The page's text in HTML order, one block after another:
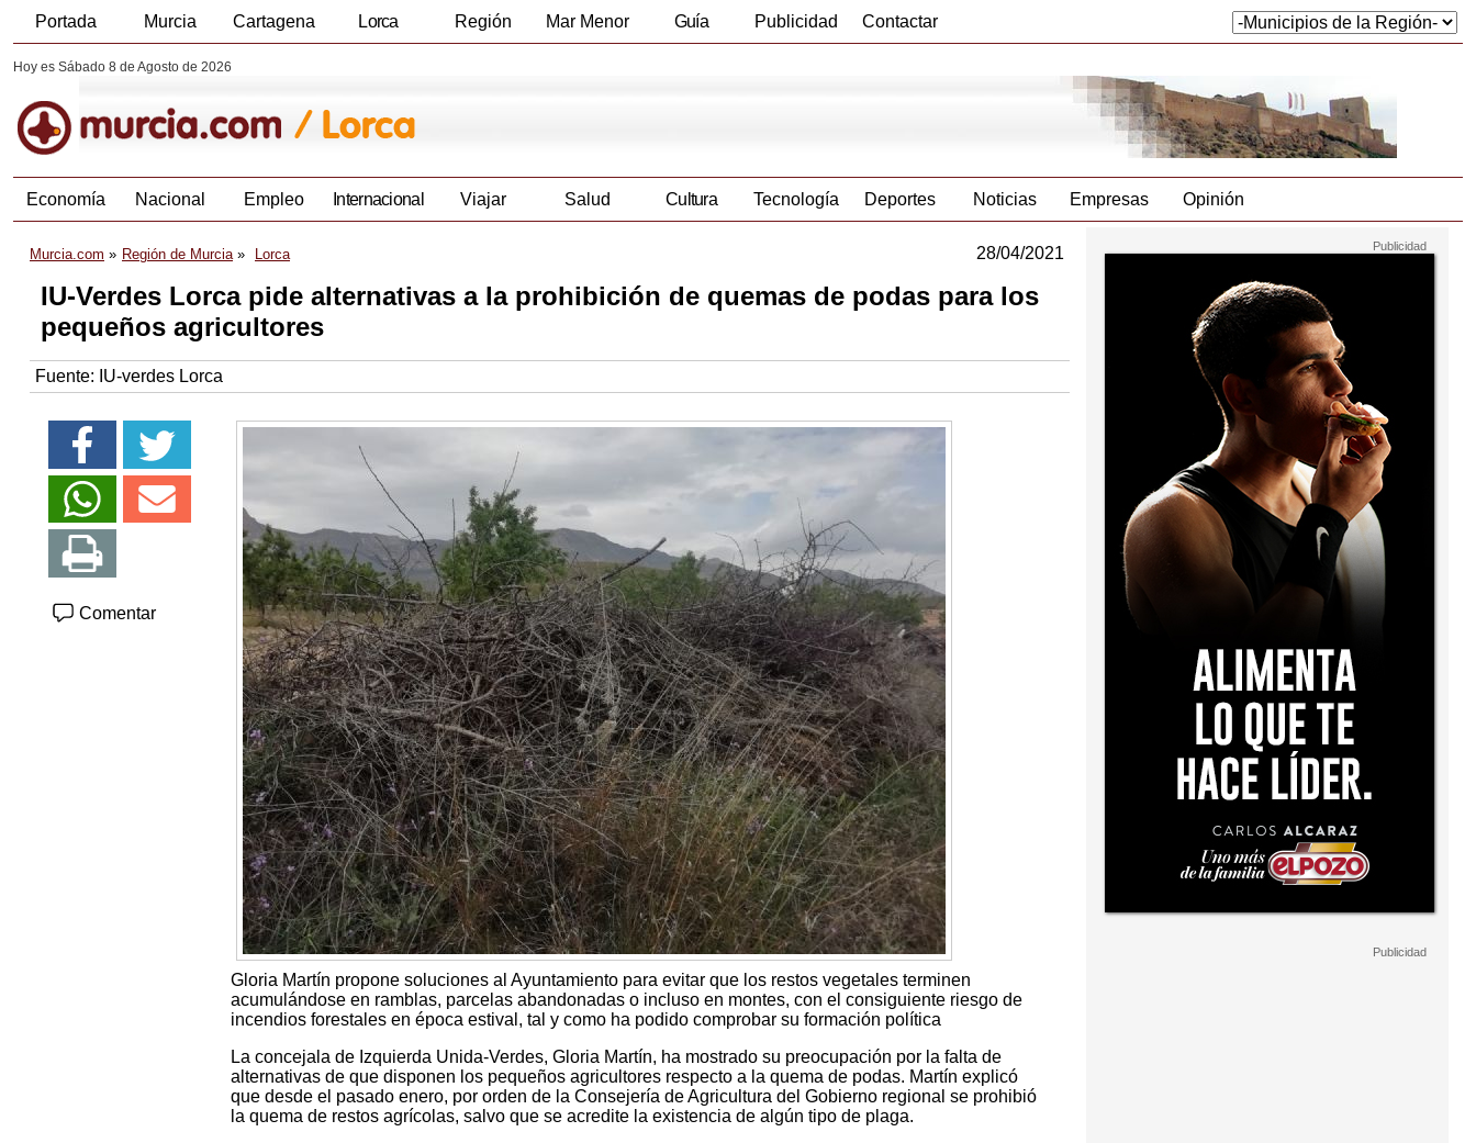
Portada Murcia Cartagena Lorca Región Mar Menor Guía Publicidad Contactar
Hoy es Sábado 8 de Agosto de 2026
Economía Nacional Empleo Internacional Viajar Salud Cultura Tecnología Deportes Noticias Empresas Opinión
Murcia.com Región de Murcia Lorca 28/04/2021
IU-Verdes Lorca pide alternativas a la prohibición de quemas de podas para los
pequeños agricultores
Fuente: IU-verdes Lorca
Comentar
Gloria Martín propone soluciones al Ayuntamiento para evitar que los restos vegetales terminen
acumulándose en ramblas, parcelas abandonadas o incluso en montes, con el consiguiente riesgo de
incendios forestales en época estival, tal y como ha podido comprobar su formación política
La concejala de Izquierda Unida-Verdes, Gloria Martín, ha mostrado su preocupación por la falta de
alternativas de que disponen los pequeños agricultores respecto a la quema de podas. Martín explicó
que desde el pasado enero, por orden de la Consejería de Agricultura del Gobierno regional se prohibió
la quema de restos agrícolas, salvo que se acredite la existencia de algún tipo de plaga.